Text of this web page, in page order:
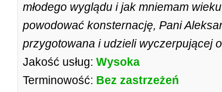
młodego wyglądu i jak mniemam
powodować konsternację, Pani
przygotowana i udzieli wyczerpującej
Jakość usług: Wysoka
Terminowość: Bez zastrzeżeń